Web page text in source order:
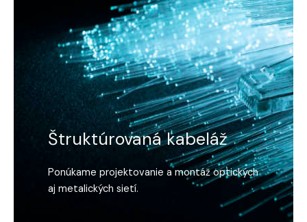
Štruktúrovaná kabeláž
Ponúkame projektovanie a montáž optických
aj metalických sietí.